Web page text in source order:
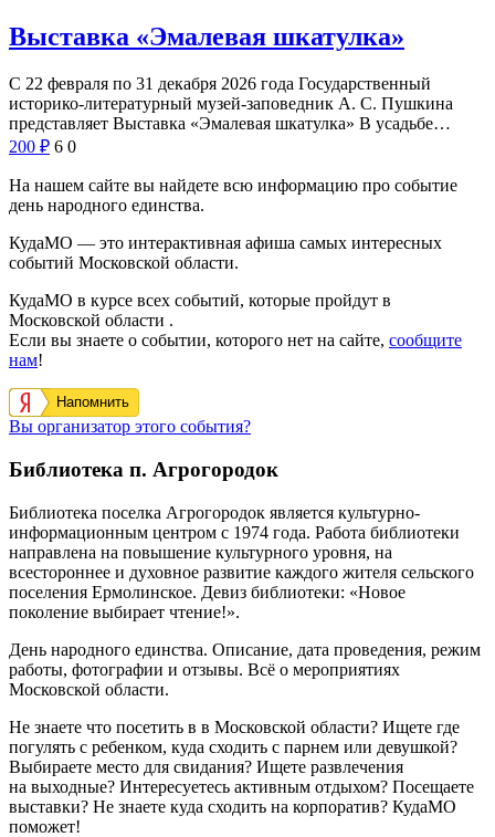
Выставка «Эмалевая шкатулка»
С 22 февраля по 31 декабря 2026 года Государственный
историко-литературный музей-заповедник А. С. Пушкина
представляет Выставка «Эмалевая шкатулка» В усадьбе…
200 ₽ 6 0
На нашем сайте вы найдете всю информацию про событие
день народного единства.
КудаМО — это интерактивная афиша самых интересных
событий Московской области.
КудаМО в курсе всех событий, которые пройдут в
Московской области .
Если вы знаете о событии, которого нет на сайте, сообщите
нам!
Напомнить
Вы организатор этого события?
Библиотека п. Агрогородок
Библиотека поселка Агрогородок является культурно-
информационным центром с 1974 года. Работа библиотеки
направлена на повышение культурного уровня, на
всестороннее и духовное развитие каждого жителя сельского
поселения Ермолинское. Девиз библиотеки: «Новое
поколение выбирает чтение!».
День народного единства. Описание, дата проведения, режим
работы, фотографии и отзывы. Всё о мероприятиях
Московской области.
Не знаете что посетить в в Московской области? Ищете где
погулять с ребенком, куда сходить с парнем или девушкой?
Выбираете место для свидания? Ищете развлечения
на выходные? Интересуетесь активным отдыхом? Посещаете
выставки? Не знаете куда сходить на корпоратив? КудаМО
поможет!